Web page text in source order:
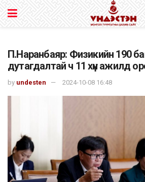
П.Наранбаяр: Физикийн 190
дутагдалтай ч 11 хүн ажилд
by undesten 2024-10-08 16:48